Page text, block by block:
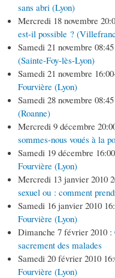
sans abri (Lyon)
Mercredi 18 novembre
est-il possible ?
Samedi 21 novembre
(Sainte-Foy-lès-Lyon)
Samedi 21 novembre
Fourvière (Lyon)
Samedi 28 novembre
(Roanne)
Mercredi 9 décembre
sommes-nous voués à la
Samedi 19 décembre
Fourvière (Lyon)
Mercredi 13 janvier 2010
sexuel ou : comment
Samedi 16 janvier 2010
Fourvière (Lyon)
Dimanche 7 février 2010 :
sacrement des malades
Samedi 20 février 2010
Fourvière (Lyon)